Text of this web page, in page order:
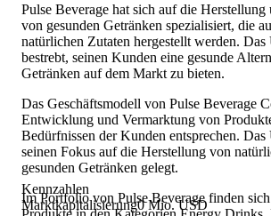
Kennzahlen
Marktkapitalisierung0 Mio. USD
Pulse Beverage hat sich auf die Herstellung
von gesunden Getränken spezialisiert, die
natürlichen Zutaten hergestellt werden. Das
bestrebt, seinen Kunden eine gesunde
Getränken auf dem Markt zu bieten.
Das Geschäftsmodell von Pulse Beverage
Entwicklung und Vermarktung von
Bedürfnissen der Kunden entsprechen. Das
seinen Fokus auf die Herstellung von
gesunden Getränken gelegt.
Im Portfolio von Pulse Beverage finden